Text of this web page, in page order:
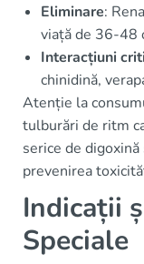
Eliminare:
viață de 36-48
Interacțiuni
chinidină,
Atenție la
tulburări de ritm
serice de
prevenirea
Indicații
Speciale